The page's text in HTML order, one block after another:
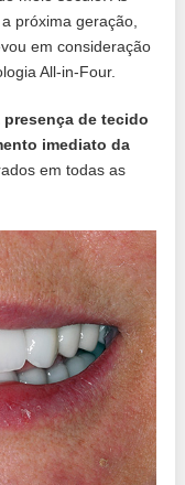
próxima geração,
em consideração
All-in-Four.
de tecido
imediato da
em todas as